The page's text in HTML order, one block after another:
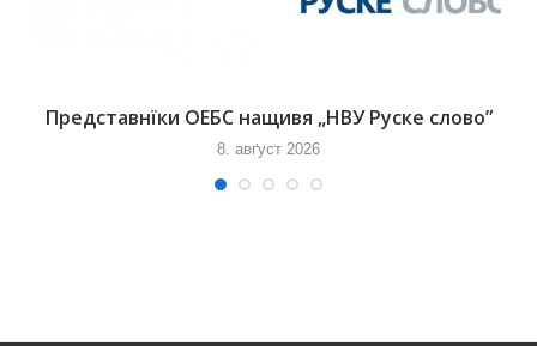
Представнїки ОЕБС нащивя „НВУ Руске слово”
8. авґуст 2026